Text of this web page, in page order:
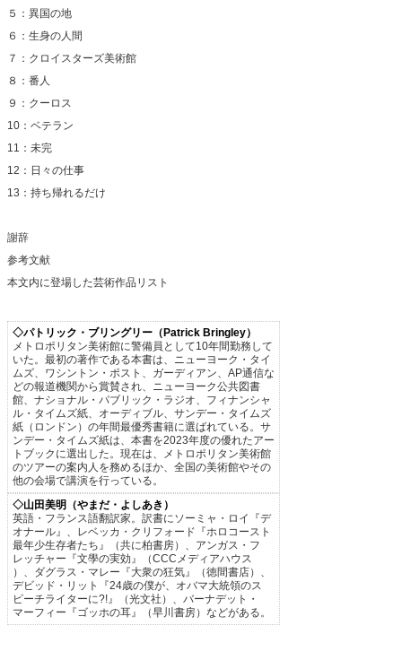
５：異国の地
６：生身の人間
７：クロイスターズ美術館
８：番人
９：クーロス
10：ベテラン
11：未完
12：日々の仕事
13：持ち帰れるだけ
謝辞
参考文献
本文内に登場した芸術作品リスト
◇パトリック・ブリングリー（Patrick Bringley）
メトロポリタン美術館に警備員として10年間勤務して
いた。最初の著作である本書は、ニューヨーク・タイ
ムズ、ワシントン・ポスト、ガーディアン、AP通信な
どの報道機関から賞賛され、ニューヨーク公共図書
館、ナショナル・パブリック・ラジオ、フィナンシャ
ル・タイムズ紙、オーディブル、サンデー・タイムズ
紙（ロンドン）の年間最優秀書籍に選ばれている。サ
ンデー・タイムズ紙は、本書を2023年度の優れたアー
トブックに選出した。現在は、メトロポリタン美術館
のツアーの案内人を務めるほか、全国の美術館やその
他の会場で講演を行っている。
◇山田美明（やまだ・よしあき）
英語・フランス語翻訳家。訳書にソーミャ・ロイ『デ
オナール』、レベッカ・クリフォード『ホロコースト
最年少生存者たち』（共に柏書房）、アンガス・フ
レッチャー『文學の実効』（CCCメディアハウス
）、ダグラス・マレー『大衆の狂気』（徳間書店）、
デビッド・リット『24歳の僕が、オバマ大統領のス
ピーチライターに?!』（光文社）、バーナデット・
マーフィー『ゴッホの耳』（早川書房）などがある。